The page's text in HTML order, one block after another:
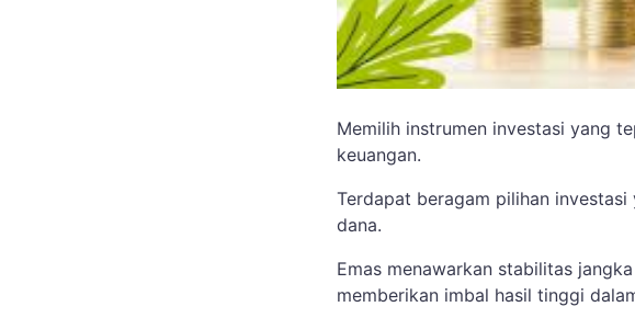
Memilih instrumen investasi yang
keuangan.
Terdapat beragam pilihan
dana.
Emas menawarkan stabilitas
memberikan imbal hasil tinggi